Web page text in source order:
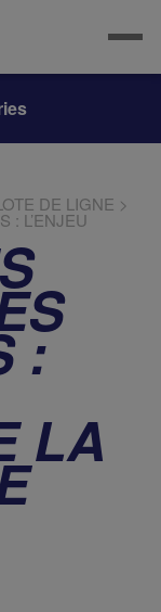
DE LIGNE >
: L’ENJEU
:
LA